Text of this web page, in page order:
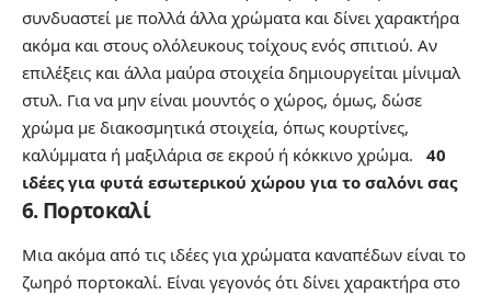
συνδυαστεί με πολλά άλλα χρώματα και δίνει χαρακτήρα
ακόμα και στους ολόλευκους τοίχους ενός σπιτιού. Αν
επιλέξεις και άλλα μαύρα στοιχεία δημιουργείται μίνιμαλ
στυλ. Για να μην είναι μουντός ο χώρος, όμως, δώσε
χρώμα με διακοσμητικά στοιχεία, όπως κουρτίνες,
καλύμματα ή μαξιλάρια σε εκρού ή κόκκινο χρώμα.
40
ιδέες για φυτά εσωτερικού χώρου για το σαλόνι σας
6. Πορτοκαλί
Μια ακόμα από τις ιδέες για χρώματα καναπέδων είναι το
ζωηρό πορτοκαλί. Είναι γεγονός ότι δίνει χαρακτήρα στο